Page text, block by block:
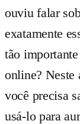
ouviu falar
exatamente
tão
online? Neste
você precisa
usá-lo para